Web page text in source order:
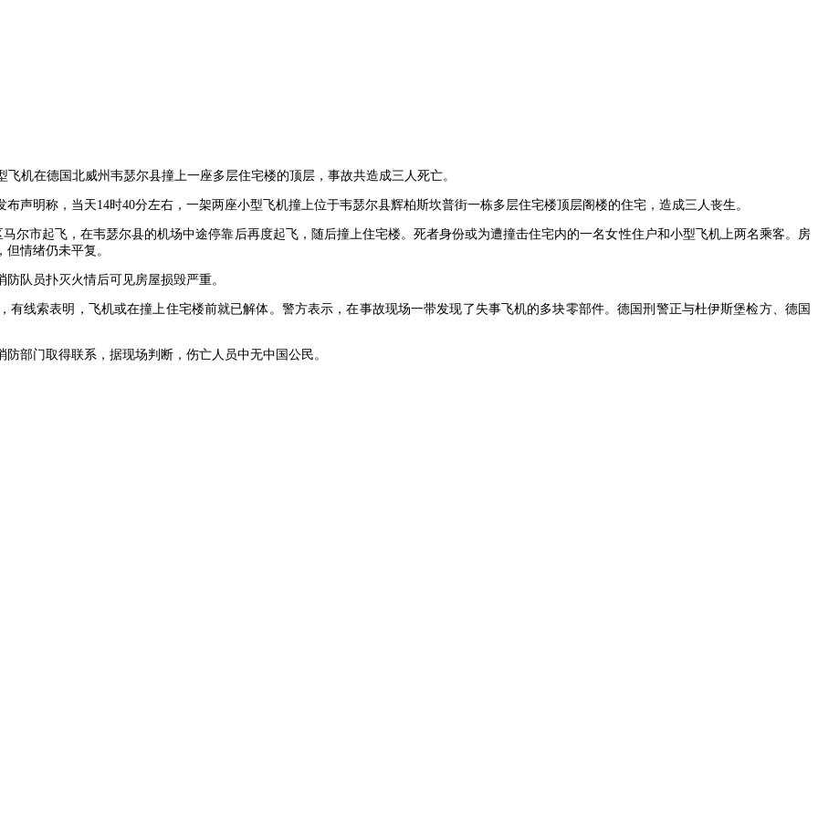
机在德国北威州韦瑟尔县撞上一座多层住宅楼的顶层，事故共造成三人死亡。
声明称，当天14时40分左右，一架两座小型飞机撞上位于韦瑟尔县辉柏斯坎普街一栋多层住宅楼顶层阁楼的住宅，造成三人丧生。
尔市起飞，在韦瑟尔县的机场中途停靠后再度起飞，随后撞上住宅楼。死者身份或为遭撞击住宅内的一名女性住户和小型飞机上两名乘客。房
情绪仍未平复。
队员扑灭火情后可见房屋损毁严重。
有线索表明，飞机或在撞上住宅楼前就已解体。警方表示，在事故现场一带发现了失事飞机的多块零部件。德国刑警正与杜伊斯堡检方、德国
部门取得联系，据现场判断，伤亡人员中无中国公民。